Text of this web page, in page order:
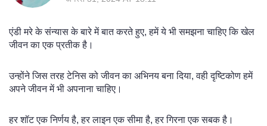
एंडी मरे के संन्यास के बारे में बात करते हुए, हमें ये भी समझना चाहिए कि खेल
जीवन का एक प्रतीक है।
उन्होंने जिस तरह टेनिस को जीवन का अभिनय बना दिया, वही दृष्टिकोण हमें
अपने जीवन में भी अपनाना चाहिए।
हर शॉट एक निर्णय है, हर लाइन एक सीमा है, हर गिरना एक सबक है।